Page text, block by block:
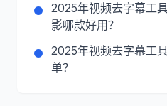
2025年视频去字幕工
影哪款好用？
2025年视频去字幕工
单？